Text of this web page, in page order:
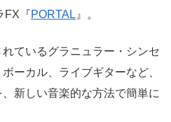
FX『PORTAL 』。
ているグラニュラー・シンセ
ーカル、ライブギターなど、
新しい音楽的な方法で簡単に